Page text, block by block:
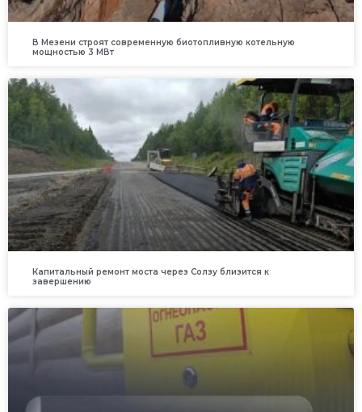
В Мезени строят современную биотопливную котельную
мощностью 3 МВт
Капитальный ремонт моста через Солзу близится к
завершению